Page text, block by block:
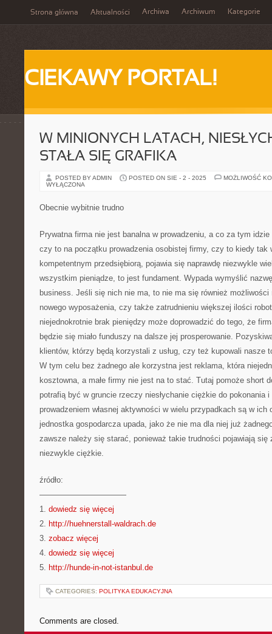
Strona główna Aktualności Archiwa Archiwum Kategorie
CIEKAWY PORTAL!
W MINIONYCH LATACH,
STAŁA SIĘ GRAFIKA
POSTED BY ADMIN POSTED ON SIE - 2 - 2025
MOŻLIWOŚĆ
WYŁĄCZONA
Obecnie wybitnie trudno
Prywatna firma nie jest banalna w prowadzeniu, a co za tym
czy to na początku prowadzenia osobistej firmy, czy to kiedy tak
kompetentnym przedsiębiorą, pojawia się naprawdę niezwykle
wszystkim pieniądze, to jest fundament. Wypada wymyślić
business. Jeśli się nich nie ma, to nie ma się również możliwości
nowego wyposażenia, czy także zatrudnieniu większej ilości
niejednokrotnie brak pieniędzy może doprowadzić do tego, że
będzie się miało funduszy na dalsze jej prosperowanie.
klientów, którzy będą korzystali z usług, czy też kupowali nasze
W tym celu bez żadnego ale korzystna jest reklama, która
kosztowna, a małe firmy nie jest na to stać. Tutaj pomoże short
potrafią być w gruncie rzeczy niesłychanie ciężkie do pokonania
prowadzeniem własnej aktywności w wielu przypadkach są w
jednostka gospodarcza upada, jako że nie ma dla niej już
zawsze należy się starać, ponieważ takie trudności pojawiają
niezwykle ciężkie.
źródło:
———————————
1. dowiedz się więcej
2. http://huehnerstall-waldrach.de
3. zobacz więcej
4. dowiedz się więcej
5. http://hunde-in-not-istanbul.de
CATEGORIES: POLITYKA EDUKACYJNA
Comments are closed.